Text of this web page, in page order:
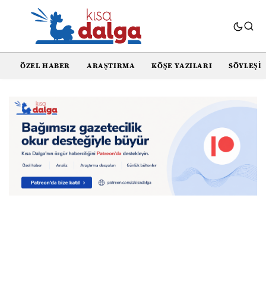
ÖZEL HABER ARAŞTIRMA KÖŞE YAZILARI SÖYLEŞI